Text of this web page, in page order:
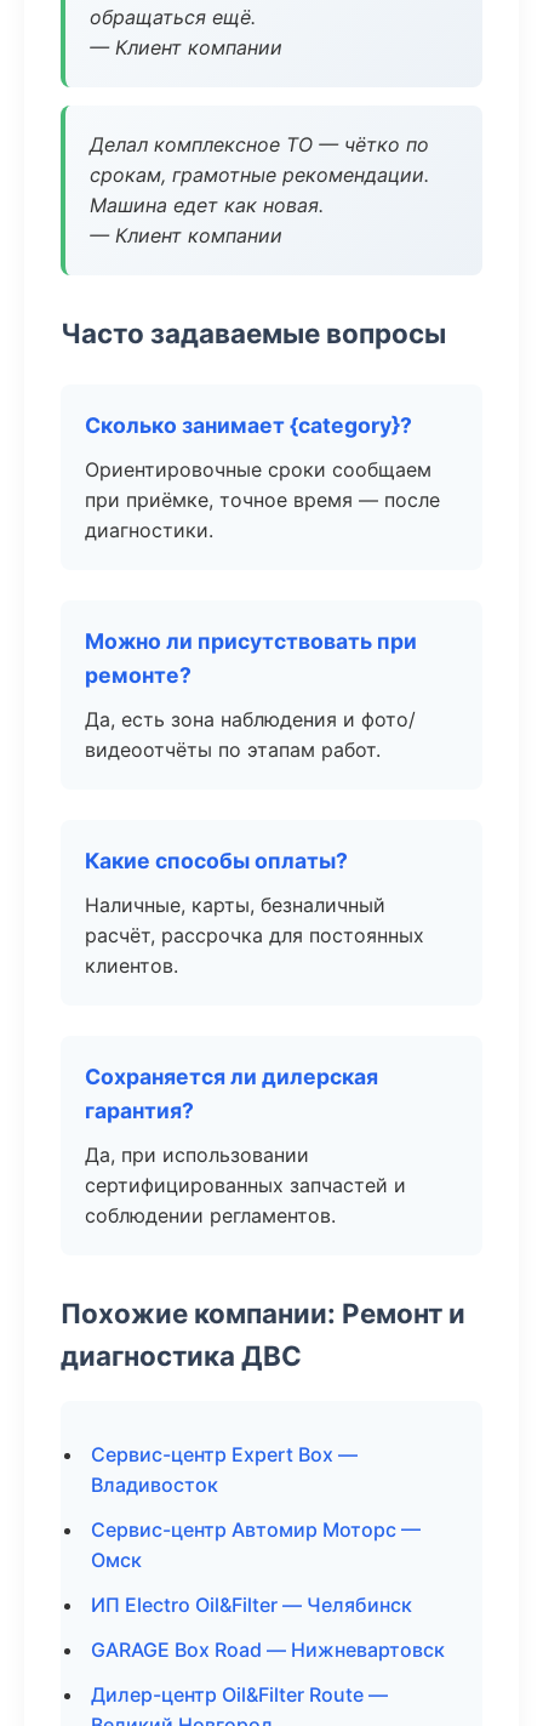
обращаться ещё.
— Клиент компании
Делал комплексное ТО — чётко по
срокам, грамотные рекомендации.
Машина едет как новая.
— Клиент компании
Часто задаваемые вопросы
Сколько занимает {category}?
Ориентировочные сроки сообщаем
при приёмке, точное время — после
диагностики.
Можно ли присутствовать при
ремонте?
Да, есть зона наблюдения и фото/
видеоотчёты по этапам работ.
Какие способы оплаты?
Наличные, карты, безналичный
расчёт, рассрочка для постоянных
клиентов.
Сохраняется ли дилерская
гарантия?
Да, при использовании
сертифицированных запчастей и
соблюдении регламентов.
Похожие компании: Ремонт и
диагностика ДВС
Сервис-центр Expert Box —
Владивосток
Сервис-центр Автомир Моторс —
Омск
ИП Electro Oil&Filter — Челябинск
GARAGE Box Road — Нижневартовск
Дилер-центр Oil&Filter Route —